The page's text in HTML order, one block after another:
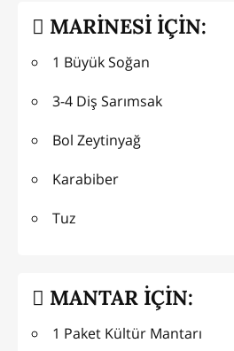
MARİNESİ İÇİN:
1 Büyük Soğan
3-4 Diş Sarımsak
Bol Zeytinyağ
Karabiber
Tuz
MANTAR İÇİN:
1 Paket Kültür Mantarı